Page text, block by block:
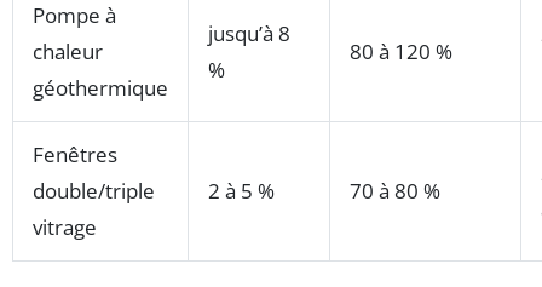
Pompe à
chaleur
géothermique
jusqu’à 8
%
80 à 120 %
Fenêtres
double/triple
vitrage
2 à 5 % 70 à 80 %